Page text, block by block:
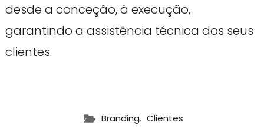
desde a conceção, à execução,
garantindo a assistência técnica dos seus
clientes.
Branding, Clientes